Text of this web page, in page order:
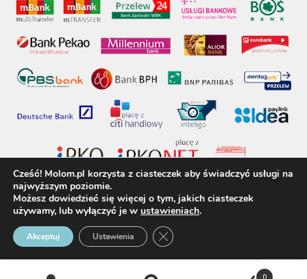
molom.pl © 2017 - Wszelkie prawa zastrzeżone
0
Cześć! Molom.pl korzysta z ciasteczek aby świadczyć usługi na
najwyższym poziomie.
Możesz dowiedzieć się więcej o tym, jakich ciasteczek
używamy, lub wyłączyć je w ustawieniach.
Akceptuj Ustawienia Zamknij panel powiadomień o